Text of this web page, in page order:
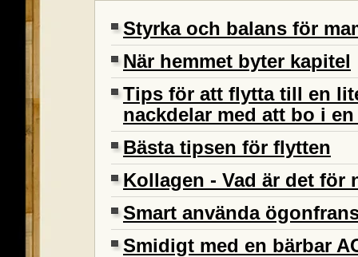
Styrka och balans för
När hemmet byter kapitel
Tips för att flytta till en
nackdelar med att bo i
Bästa tipsen för flytten
Kollagen - Vad är det för
Smart använda
Smidigt med en bärbar